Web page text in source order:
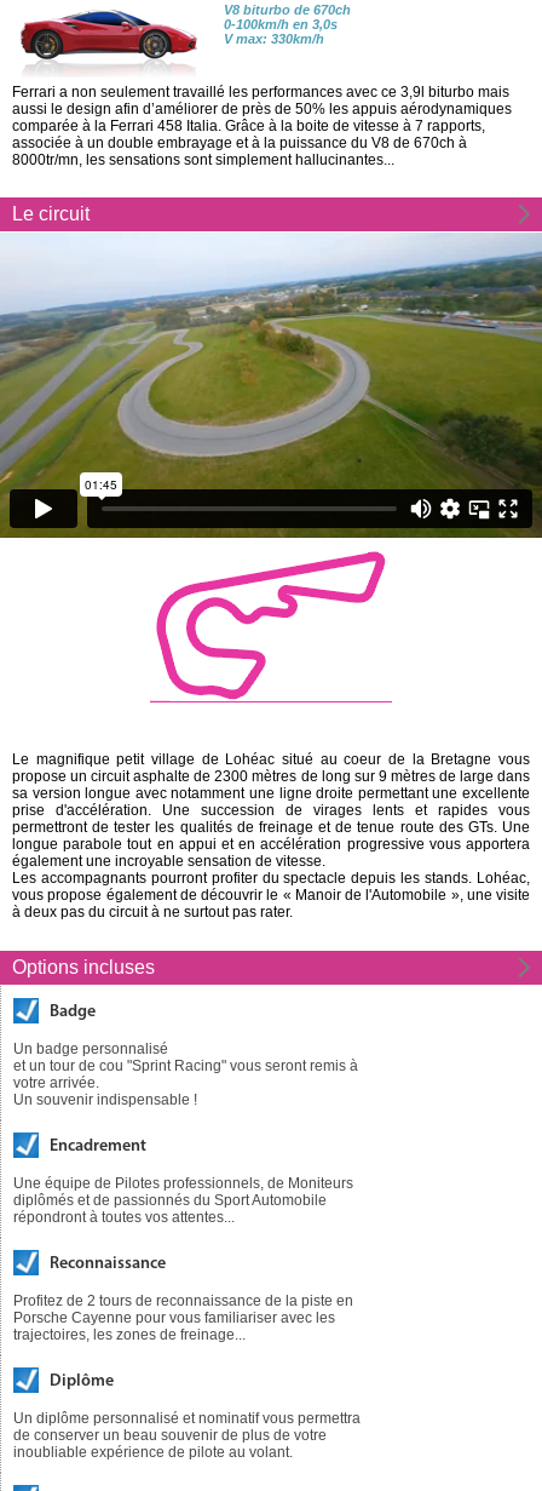
Options incluses
Badge
Un badge personnalisé
et un tour de cou "Sprint Racing" vous seront remis à
votre arrivée.
Un souvenir indispensable !
Encadrement
Une équipe de Pilotes professionnels, de Moniteurs
diplômés et de passionnés du Sport Automobile
répondront à toutes vos attentes...
Reconnaissance
Profitez de 2 tours de reconnaissance de la piste en
Porsche Cayenne pour vous familiariser avec les
trajectoires, les zones de freinage...
Diplôme
Un diplôme personnalisé et nominatif vous permettra
de conserver un beau souvenir de plus de votre
inoubliable expérience de pilote au volant.
V8 biturbo de 670ch
0-100km/h en 3,0s
V max: 330km/h
Ferrari a non seulement travaillé les performances avec ce 3,9l biturbo mais
aussi le design afin d’améliorer de près de 50% les appuis aérodynamiques
comparée à la Ferrari 458 Italia. Grâce à la boite de vitesse à 7 rapports,
associée à un double embrayage et à la puissance du V8 de 670ch à
8000tr/mn, les sensations sont simplement hallucinantes...
Le circuit
Le magnifique petit village de Lohéac situé au coeur de la Bretagne vous
propose un circuit asphalte de 2300 mètres de long sur 9 mètres de large dans
sa version longue avec notamment une ligne droite permettant une excellente
prise d'accélération. Une succession de virages lents et rapides vous
permettront de tester les qualités de freinage et de tenue route des GTs. Une
longue parabole tout en appui et en accélération progressive vous apportera
également une incroyable sensation de vitesse.
Les accompagnants pourront profiter du spectacle depuis les stands. Lohéac,
vous propose également de découvrir le « Manoir de l'Automobile », une visite
à deux pas du circuit à ne surtout pas rater.